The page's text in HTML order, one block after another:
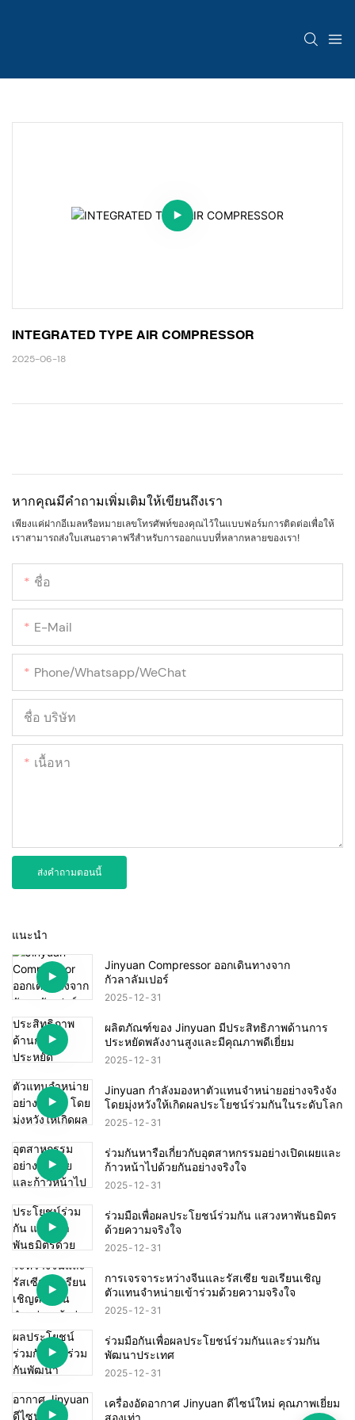
INTEGRATED TYPE AIR COMPRESSOR
2025-06-18
หากคุณมีคำถามเพิ่มเติมให้เขียนถึงเรา
เพียงแค่ฝากอีเมลหรือหมายเลขโทรศัพท์ของคุณไว้ในแบบฟอร์มการติดต่อเพื่อให้
เราสามารถส่งใบเสนอราคาฟรีสำหรับการออกแบบที่หลากหลายของเรา!
ชื่อ
E-Mail
Phone/Whatsapp/WeChat
ชื่อ บริษัท
เนื้อหา
ส่งคำถามตอนนี้
แนะนำ
Jinyuan Compressor ออกเดินทางจาก
กัวลาลัมเปอร์
2025 12 31
ผลิตภัณฑ์ของ Jinyuan มีประสิทธิภาพด้านการ
ประหยัดพลังงานสูงและมีคุณภาพดีเยี่ยม
2025 12 31
Jinyuan กำลังมองหาตัวแทนจำหน่ายอย่างจริงจัง
โดยมุ่งหวังให้เกิดผลประโยชน์ร่วมกันในระดับโลก
2025 12 31
ร่วมกันหารือเกี่ยวกับอุตสาหกรรมอย่างเปิดเผยและ
ก้าวหน้าไปด้วยกันอย่างจริงใจ
2025 12 31
ร่วมมือเพื่อผลประโยชน์ร่วมกัน แสวงหาพันธมิตร
ด้วยความจริงใจ
2025 12 31
การเจรจาระหว่างจีนและรัสเซีย ขอเรียนเชิญ
ตัวแทนจำหน่ายเข้าร่วมด้วยความจริงใจ
2025 12 31
ร่วมมือกันเพื่อผลประโยชน์ร่วมกันและร่วมกัน
พัฒนาประเทศ
2025 12 31
เครื่องอัดอากาศ Jinyuan ดีไซน์ใหม่ คุณภาพเยี่ยม
สองเท่า